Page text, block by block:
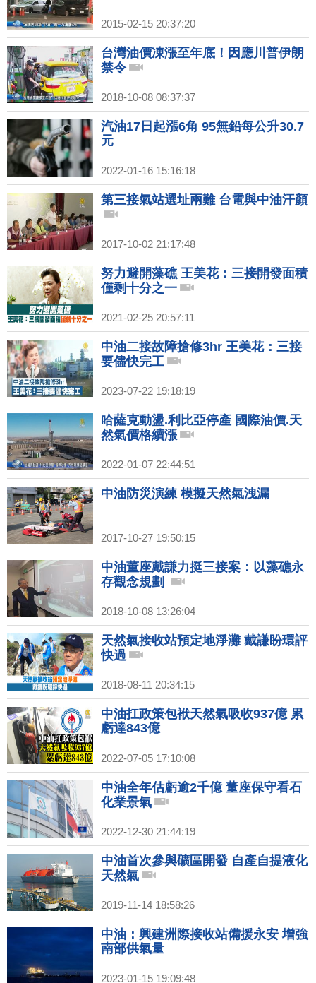
2015-02-15 20:37:20
台灣油價凍漲至年底！因應川普伊朗
禁令
2018-10-08 08:37:37
汽油17日起漲6角 95無鉛每公升30.7
元
2022-01-16 15:16:18
第三接氣站選址兩難 台電與中油汗顏
2017-10-02 21:17:48
努力避開藻礁 王美花：三接開發面積
僅剩十分之一
2021-02-25 20:57:11
中油二接故障搶修3hr 王美花：三接
要儘快完工
2023-07-22 19:18:19
哈薩克動盪.利比亞停產 國際油價.天
然氣價格續漲
2022-01-07 22:44:51
中油防災演練 模擬天然氣洩漏
2017-10-27 19:50:15
中油董座戴謙力挺三接案：以藻礁永
存觀念規劃
2018-10-08 13:26:04
天然氣接收站預定地淨灘 戴謙盼環評
快過
2018-08-11 20:34:15
中油扛政策包袱天然氣吸收937億 累
虧達843億
2022-07-05 17:10:08
中油全年估虧逾2千億 董座保守看石
化業景氣
2022-12-30 21:44:19
中油首次參與礦區開發 自產自提液化
天然氣
2019-11-14 18:58:26
中油：興建洲際接收站備援永安 增強
南部供氣量
2023-01-15 19:09:48